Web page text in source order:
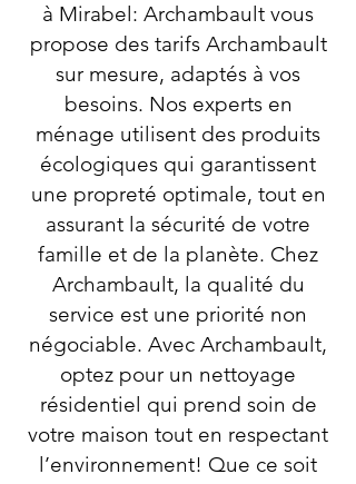
à Mirabel: Archambault vous
propose des tarifs Archambault
sur mesure, adaptés à vos
besoins. Nos experts en
ménage utilisent des produits
écologiques qui garantissent
une propreté optimale, tout en
assurant la sécurité de votre
famille et de la planète. Chez
Archambault, la qualité du
service est une priorité non
négociable. Avec Archambault,
optez pour un nettoyage
résidentiel qui prend soin de
votre maison tout en respectant
l’environnement! Que ce soit